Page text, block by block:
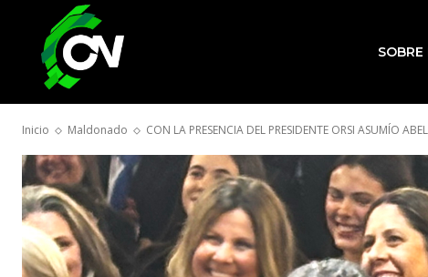
Inicio Maldonado CON LA PRESENCIA DEL PRESIDENTE ORSI ASUMÍO